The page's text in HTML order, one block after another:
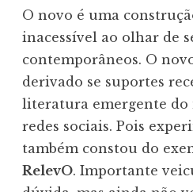
O novo é uma
inacessível ao olhar de
contemporâneos. O
derivado se suportes
literatura emergente
redes sociais. Pois
também constou do
RelevO. Importante